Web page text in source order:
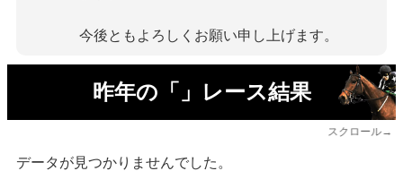
今後ともよろしくお願い申し上げます。
昨年の「」レース結果
スクロール→
データが見つかりませんでした。